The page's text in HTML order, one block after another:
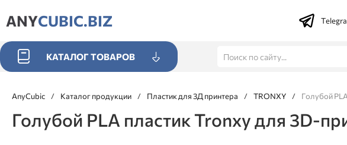
ANYCUBIC.BIZ
КАТАЛОГ ТОВАРОВ
AnyCubic / Каталог продукции / Пластик для 3Д принтера / TRONXY / Голубой
Голубой PLA пластик Tronxy для 3D-